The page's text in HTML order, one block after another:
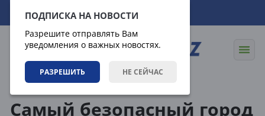
ПОДПИСКА НА НОВОСТИ
Разрешите отправлять Вам
уведомления о важных новостях.
РАЗРЕШИТЬ НЕ СЕЙЧАС
07.08.2026 14:28:19
Самый безопасный город